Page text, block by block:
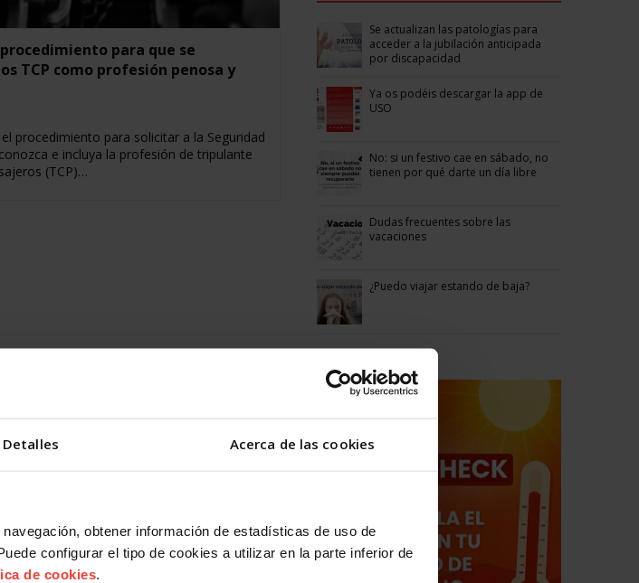
Detalles Acerca de las cookies
obtener información de estadísticas de uso de
configurar el tipo de cookies a utilizar en la parte inferior de
de cookies.
para que se
TCP como profesión penosa y
procedimiento para solicitar a la Seguridad
e incluya la profesión de tripulante
(TCP)…
Se actualizan las patologías para
acceder a la jubilación anticipada
por discapacidad
Ya os podéis descargar la app de
USO
No: si un festivo cae en sábado, no
tienen por qué darte un día libre
Dudas frecuentes sobre las
vacaciones
¿Puedo viajar estando de baja?